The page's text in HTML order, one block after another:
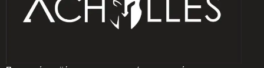
κατάλληλος για κάθε
καταστροφή και ζημιά. Το
περιεχόμενο μιας σακούλας